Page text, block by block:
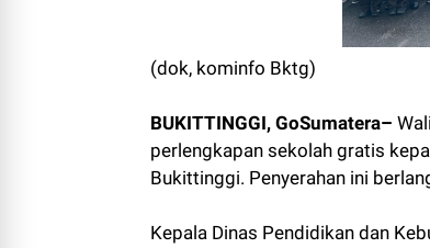
(dok, kominfo Bktg)
BUKITTINGGI, GoSumatera–
perlengkapan sekolah gratis
Bukittinggi. Penyerahan ini
Kepala Dinas Pendidikan dan